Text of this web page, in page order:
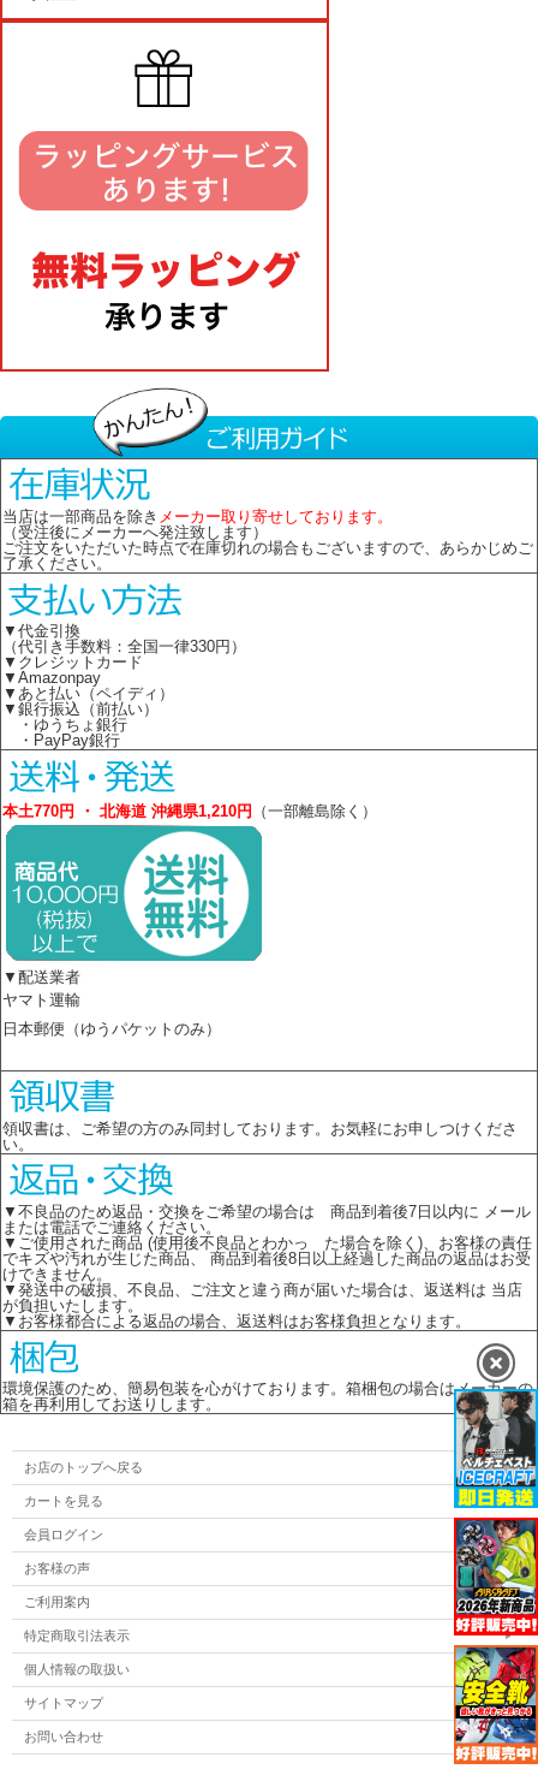
当店は一部商品を除き メーカー取り寄せしております。
（受注後にメーカーへ発注致します）
ご注文をいただいた時点で在庫切れの場合もございますので、あらかじめご
了承ください。
▼代金引換
（代引き手数料：全国一律330円）
▼クレジットカード
▼Amazonpay
▼あと払い（ペイディ）
▼銀行振込（前払い）
・ゆうちょ銀行
・PayPay銀行
本土770円 ・ 北海道 沖縄県1,210円 （一部離島除く）
▼配送業者
ヤマト運輸
日本郵便（ゆうパケットのみ）
領収書は、ご希望の方のみ同封しております。お気軽にお申しつけくださ
い。
▼不良品のため返品・交換をご希望の場合は 商品到着後7日以内に メール
または電話でご連絡ください。
▼ご使用された商品 (使用後不良品とわかっ た場合を除く)、お客様の責任
でキズや汚れが生じた商品、 商品到着後8日以上経過した商品の返品はお受
けできません。
▼発送中の破損、不良品、ご注文と違う商が届いた場合は、返送料は 当店
が負担いたします。
▼お客様都合による返品の場合、返送料はお客様負担となります。
環境保護のため、簡易包装を心がけております。箱梱包の場合はメーカーの
箱を再利用してお送りします。
お店のトップへ戻る
カートを見る
会員ログイン
お客様の声
ご利用案内
特定商取引法表示
個人情報の取扱い
サイトマップ
お問い合わせ